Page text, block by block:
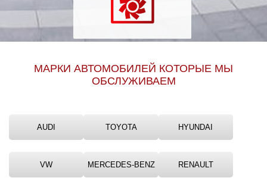
Череповец
МАРКИ АВТОМОБИЛЕЙ КОТОРЫЕ МЫ
ОБСЛУЖИВАЕМ
AUDI HYUNDAI
MERCEDES-BENZ RENAULT
TOYOTA
VW